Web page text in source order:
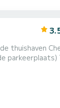
Twee raz om